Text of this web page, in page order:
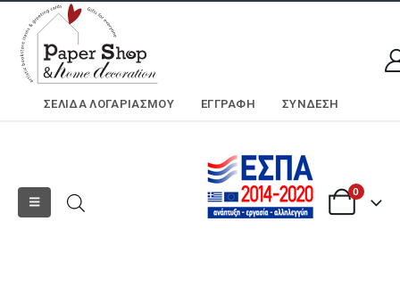
ΣΕΛΊΔΑ ΛΟΓΑΡΙΑΣΜΟΎ ΕΓΓΡΑΦΗ ΣΎΝΔΕΣΗ
0